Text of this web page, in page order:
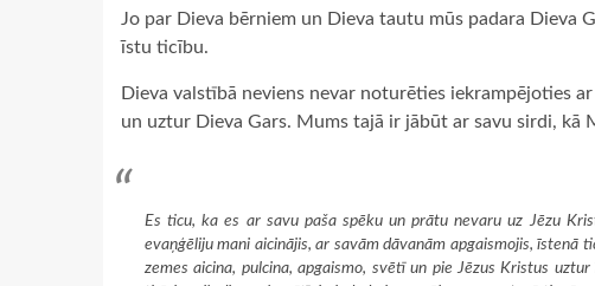
Jo par Dieva bērniem un Dieva tautu mūs padara Dieva
īstu ticību.
Dieva valstībā neviens nevar noturēties iekrampējoties
un uztur Dieva Gars. Mums tajā ir jābūt ar savu sirdi, kā
Es ticu, ka es ar savu paša spēku un prātu nevaru uz Jēzu
evaņģēliju mani aicinājis, ar savām dāvanām apgaismojis,
zemes aicina, pulcina, apgaismo, svētī un pie Jēzus Kristus